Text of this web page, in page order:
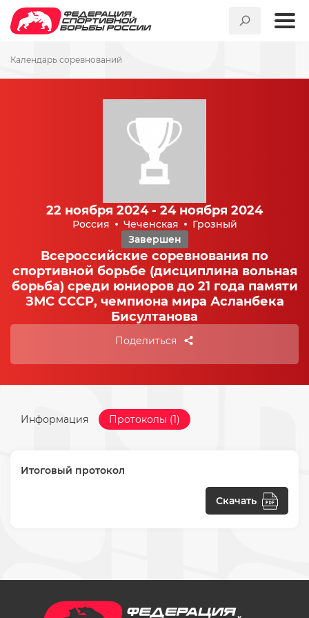
Календарь соревнований
22 ноября 2024 - 24 ноября 2024
Россия Чеченская
Грозный
Завершен
Всероссийские соревнования по
спортивной борьбе (дисциплина вольная
борьба) среди юниоров до 21 года памяти
ЗМС СССР, чемпиона мира Асланбека
Бисултанова
Поделиться
Информация Протоколы (1)
Итоговый протокол
Скачать